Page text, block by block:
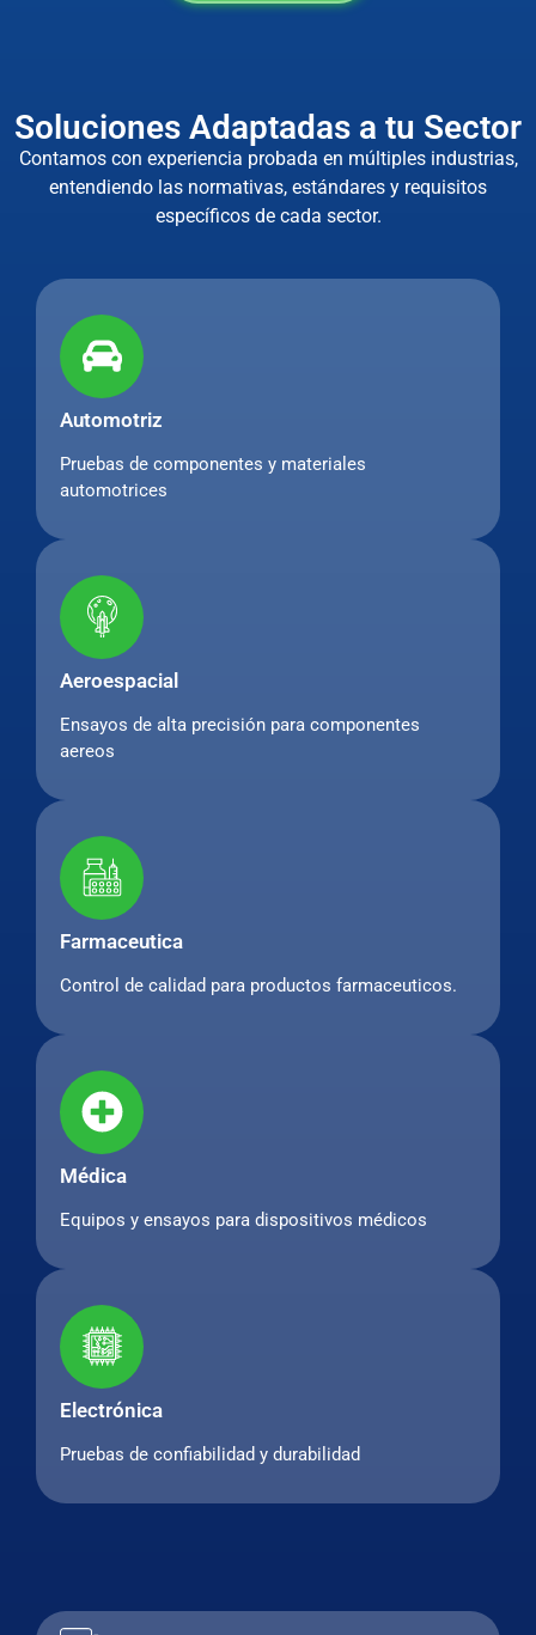
Soluciones Adaptadas a tu Sector
Contamos con experiencia probada en múltiples industrias,
entendiendo las normativas, estándares y requisitos
específicos de cada sector.
Automotriz
Pruebas de componentes y materiales
automotrices
Aeroespacial
Ensayos de alta precisión para componentes
aereos
Farmaceutica
Control de calidad para productos farmaceuticos.
Médica
Equipos y ensayos para dispositivos médicos
Electrónica
Pruebas de confiabilidad y durabilidad